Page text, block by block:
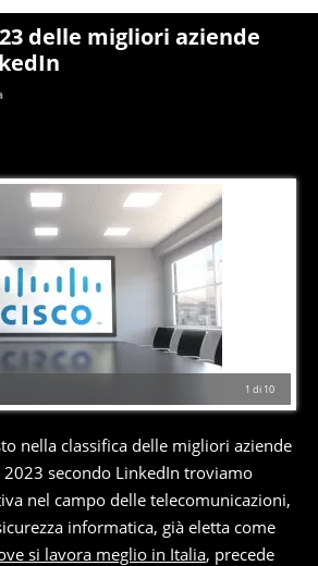
delle migliori aziende
1 di 10
nella classifica delle migliori aziende
secondo LinkedIn troviamo
nel campo delle telecomunicazioni,
informatica, già eletta come
si lavora meglio in Italia, precede